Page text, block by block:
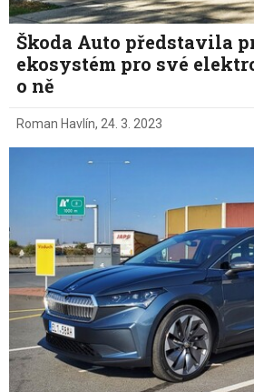
Škoda Auto představila
ekosystém pro své
o ně
Roman Havlín, 24. 3. 2023